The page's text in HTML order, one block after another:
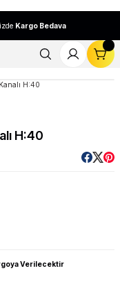
Kargo Bedava
H:40
Verilecektir